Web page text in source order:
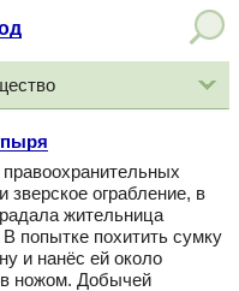
ограбление, в
жительница
попытке похитить сумку
и нанёс ей около
ножом. Добычей